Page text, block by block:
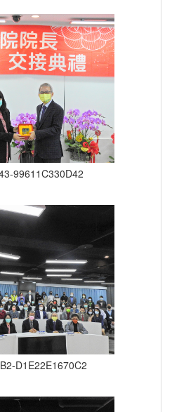
99611C330D42
D1E22E1670C2